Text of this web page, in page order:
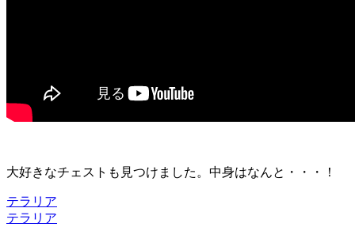
大好きなチェストも見つけました。中身はなんと・・・！
テラリア
テラリア